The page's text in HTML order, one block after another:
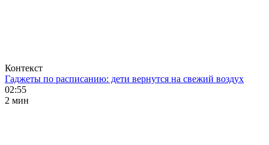
Контекст
Гаджеты по расписанию: дети вернутся на свежий воздух
02:55
2 мин